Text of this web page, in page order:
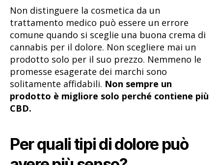
Non distinguere la cosmetica da un
trattamento medico può essere un errore
comune quando si sceglie una buona crema di
cannabis per il dolore. Non scegliere mai un
prodotto solo per il suo prezzo. Nemmeno le
promesse esagerate dei marchi sono
solitamente affidabili. Non sempre un
prodotto è migliore solo perché contiene più
CBD.
Per quali tipi di dolore può